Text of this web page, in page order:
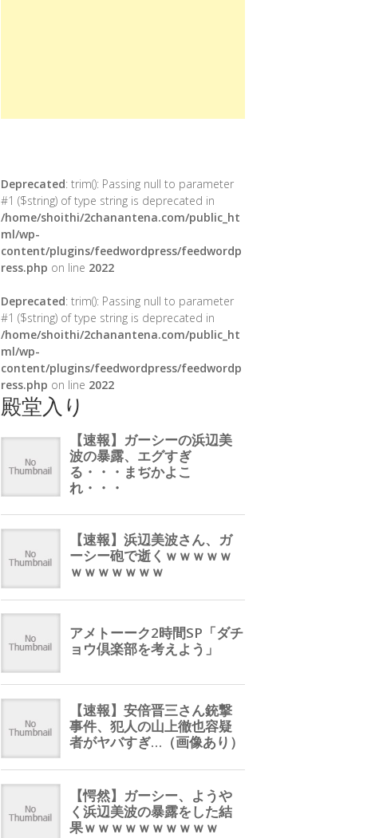
Deprecated: trim(): Passing null to parameter
#1 ($string) of type string is deprecated in
/home/shoithi/2chanantena.com/public_ht
ml/wp-
content/plugins/feedwordpress/feedwordp
ress.php on line 2022
Deprecated: trim(): Passing null to parameter
#1 ($string) of type string is deprecated in
/home/shoithi/2chanantena.com/public_ht
ml/wp-
content/plugins/feedwordpress/feedwordp
ress.php on line 2022
殿堂入り